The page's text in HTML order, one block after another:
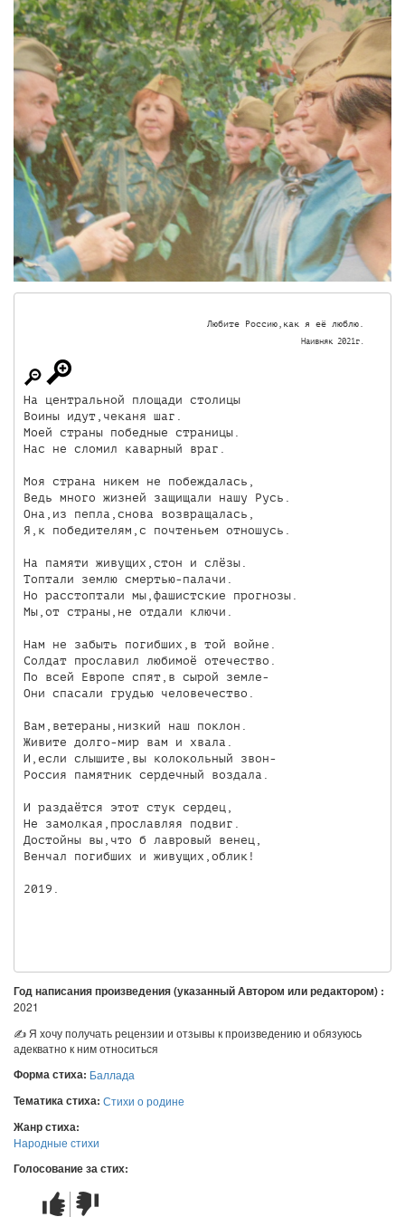
Наивняк 2021г.
На центральной площади столицы
Воины идут,чеканя шаг.
Моей страны победные страницы.
Нас не сломил каварный враг.
Моя страна никем не побеждалась,
Ведь много жизней защищали нашу Русь.
Она,из пепла,снова возвращалась,
Я,к победителям,с почтеньем отношусь.
На памяти живущих,стон и слёзы.
Топтали землю смертью-палачи.
Но расстоптали мы,фашистские прогнозы.
Мы,от страны,не отдали ключи.
Нам не забыть погибших,в той войне.
Солдат прославил любимоё отечество.
По всей Европе спят,в сырой земле-
Они спасали грудью человечество.
Вам,ветераны,низкий наш поклон.
Живите долго-мир вам и хвала.
И,если слышите,вы колокольный звон-
Россия памятник сердечный воздала.
И раздаётся этот стук сердец,
Не замолкая,прославляя подвиг.
Достойны вы,что б лавровый венец,
Венчал погибших и живущих,облик!
2019.
Год написания произведения (указанный Автором или редактором) :
2021
✍ Я хочу получать рецензии и отзывы к произведению и обязуюсь
адекватно к ним относиться
Форма стиха: Баллада
Тематика стиха: Стихи о родине
Жанр стиха:
Народные стихи
Голосование за стих:
Стих
Стих